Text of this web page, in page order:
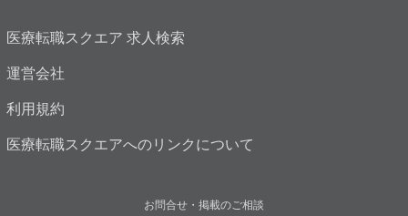
医療転職スクエア 求人検索
運営会社
利用規約
医療転職スクエアへのリンクについて
お問合せ・掲載のご相談